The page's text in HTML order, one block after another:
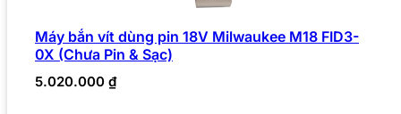
Máy bắn vít dùng pin 18V Milwaukee M18 FID3-
0X (Chưa Pin & Sạc)
5.020.000 ₫